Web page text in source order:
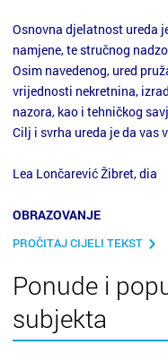
Osnovna djelatnost ureda
namjene, te stručnog
Osim navedenog, ured
vrijednosti nekretnina,
nazora, kao i tehničkog
Cilj i svrha ureda je da vas
Lea Lončarević Žibret, dia
OBRAZOVANJE
2008. Upisana u Imenik
2012. Rješenje stalnom
rješenja 4Su-728/12
2013. Ovlaštenje za
PROČITAJ CIJELI TEKST
Ponude i
subjekta